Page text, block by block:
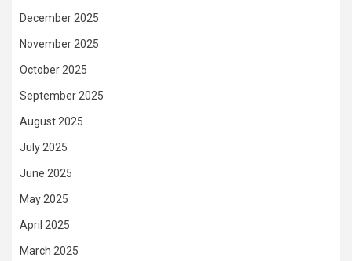
December 2025
November 2025
October 2025
September 2025
August 2025
July 2025
June 2025
May 2025
April 2025
March 2025